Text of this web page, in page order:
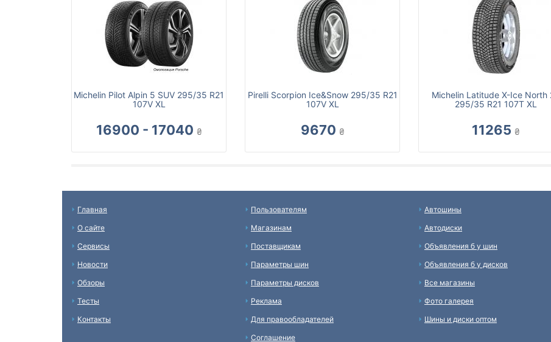
Michelin Pilot Alpin 5 SUV 295/35 R21
107V XL
16900 - 17040 ₴
Pirelli Scorpion Ice&Snow 295/35 R21
107V XL
9670 ₴
Michelin Latitude X-Ice North
295/35 R21 107T XL
11265 ₴
Главная
О сайте
Сервисы
Новости
Обзоры
Тесты
Контакты
Пользователям
Магазинам
Поставщикам
Параметры шин
Параметры дисков
Реклама
Для правообладателей
Соглашение
Автошины
Автодиски
Объявления б у шин
Объявления б у дисков
Все магазины
Фото галерея
Шины и диски оптом